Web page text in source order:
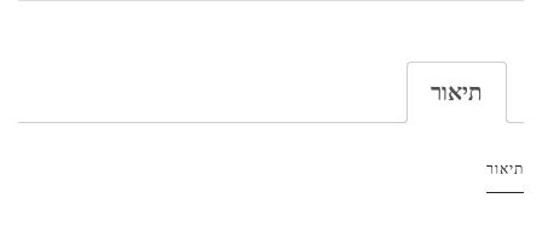
תיאור
תיאור